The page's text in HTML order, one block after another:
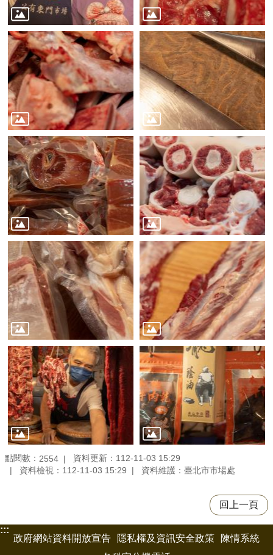
點閱數： 2554
資料更新：112-11-03 15:29
資料檢視：112-11-03 15:29
資料維護：臺北市市場處
回上一頁
:::
政府網站資料開放宣告
隱私權及資訊安全政策
陳情系統